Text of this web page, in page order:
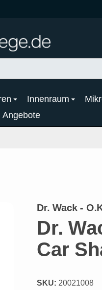
Innenraum
Angebote
Dr. Wack -
Dr.
Car
SKU: 20021008